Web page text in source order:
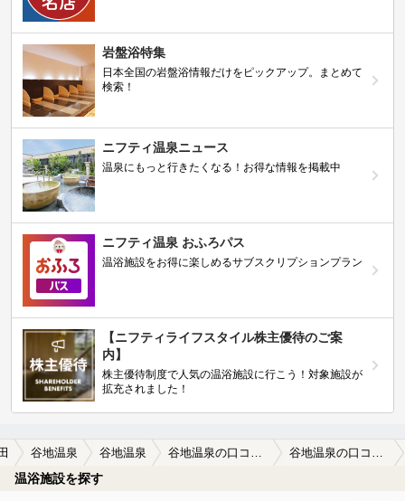
岩盤浴特集
日本全国の岩盤浴情報だけをピックアップ。まとめて
検索！
ニフティ温泉ニュース
温泉にもっと行きたくなる！お得な情報を掲載中
ニフティ温泉 おふろパス
温浴施設をお得に楽しめるサブスクリプションプラン
【ニフティライフスタイル株主優待のご案
内】
株主優待制度で人気の温浴施設に行こう！対象施設が
拡充されました！
谷地温泉 谷地温泉 谷地温泉の口コミ一覧 谷地温泉の口コミ 冬季営業中です
温浴施設を探す